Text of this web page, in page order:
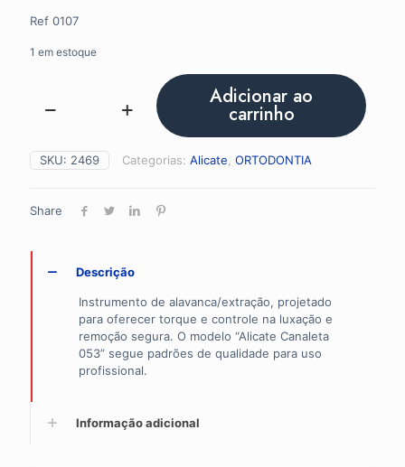
Ref 0107
1 em estoque
Alicate
quantidade
Adicionar ao
carrinho
SKU: 2469 Categorias: Alicate ORTODONTIA
Share
Descrição
Instrumento de alavanca/extração, projetado
para oferecer torque e controle na luxação e
remoção segura. O modelo “Alicate Canaleta
053” segue padrões de qualidade para uso
profissional.
Informação adicional